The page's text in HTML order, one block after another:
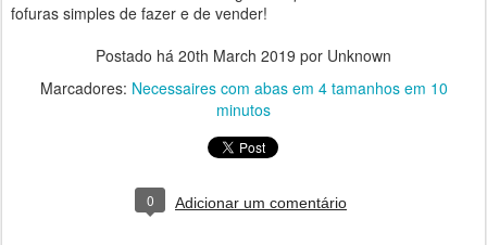
fofuras simples de fazer e de vender!
Postado há 20th March 2019 por Unknown
Marcadores: Necessaires com abas em 4 tamanhos em 10
minutos
0 Adicionar um comentário